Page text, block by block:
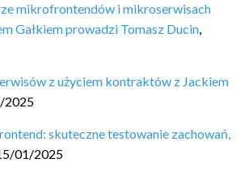
mikrofrontendów i mikroserwisach
Gałkiem prowadzi Tomasz Ducin,
z użyciem kontraktów z Jackiem
2025
skuteczne testowanie zachowań,
01/2025